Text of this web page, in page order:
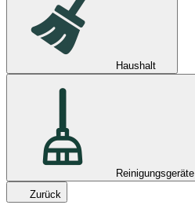
Haushalt
Reinigungsgeräte
Zurück